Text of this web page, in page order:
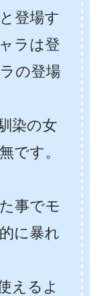
登場す
ラは登
の登場
染の女
です。
事でモ
に暴れ
えるよ